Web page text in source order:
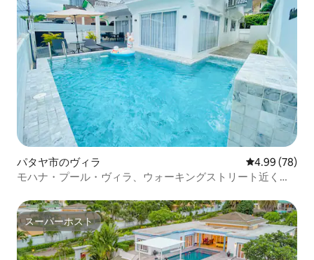
パタヤ市のヴィラ レビュー78
4.99 (78)
モハナ・プール・ヴィラ、ウォーキングストリート近く、
スーパーホスト
スーパーホスト